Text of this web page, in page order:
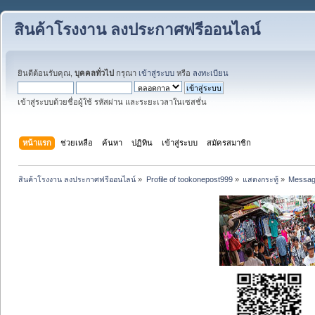
สินค้าโรงงาน ลงประกาศฟรีออนไลน์
ยินดีต้อนรับคุณ, บุคคลทั่วไป กรุณา เข้าสู่ระบบ หรือ ลงทะเบียน
เข้าสู่ระบบด้วยชื่อผู้ใช้ รหัสผ่าน และระยะเวลาในเซสชั่น
หน้าแรก ช่วยเหลือ ค้นหา ปฏิทิน เข้าสู่ระบบ สมัครสมาชิก
สินค้าโรงงาน ลงประกาศฟรีออนไลน์ » Profile of tookonepost999» แสดงกระทู้»